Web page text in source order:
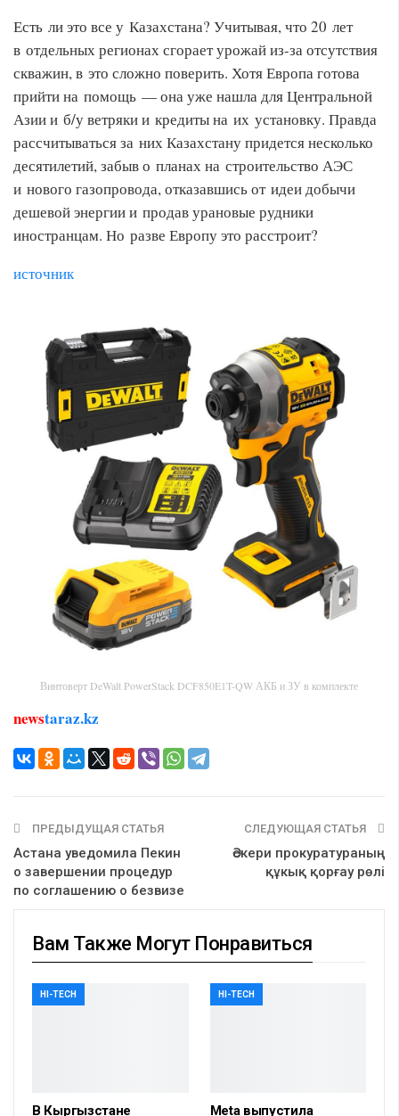
Есть ли это все у Казахстана? Учитывая, что 20 лет
в отдельных регионах сгорает урожай из-за отсутствия
скважин, в это сложно поверить. Хотя Европа готова
прийти на помощь — она уже нашла для Центральной
Азии и б/у ветряки и кредиты на их установку. Правда
рассчитываться за них Казахстану придется несколько
десятилетий, забыв о планах на строительство АЭС
и нового газопровода, отказавшись от идеи добычи
дешевой энергии и продав урановые рудники
иностранцам. Но разве Европу это расстроит?
источник
Винтоверт DeWalt PowerStack DCF850E1T-QW АКБ и ЗУ в комплекте
newstaraz.kz
ПРЕДЫДУЩАЯ СТАТЬЯ
Астана уведомила Пекин
о завершении процедур
по соглашению о безвизе
СЛЕДУЮЩАЯ СТАТЬЯ
Әскери прокуратураның
құкық қорғау рөлі
Вам Также Могут Понравиться
HI-TECH
В Кыргызстане
HI-TECH
Meta выпустила